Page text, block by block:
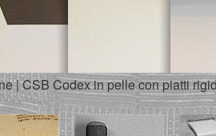
| CSB Codex in pelle con piatti